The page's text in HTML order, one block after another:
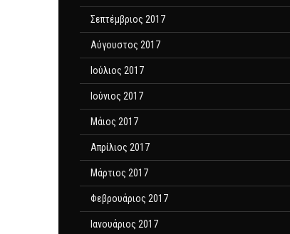
Σεπτέμβριος 2017
Αύγουστος 2017
Ιούλιος 2017
Ιούνιος 2017
Μάιος 2017
Απρίλιος 2017
Μάρτιος 2017
Φεβρουάριος 2017
Ιανουάριος 2017